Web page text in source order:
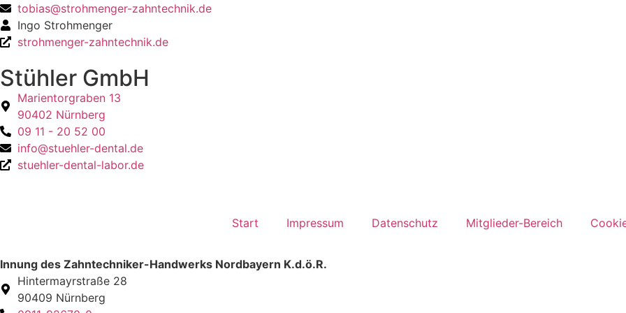
tobias@strohmenger-zahntechnik.de
Ingo Strohmenger
strohmenger-zahntechnik.de
Stühler GmbH
Marientorgraben 13
90402 Nürnberg
09 11 - 20 52 00
info@stuehler-dental.de
stuehler-dental-labor.de
Start Impressum Datenschutz Mitglieder-Bereich
Innung des Zahntechniker-Handwerks Nordbayern K.d.ö.R.
Hintermayrstraße 28
90409 Nürnberg